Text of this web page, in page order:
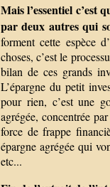
Mais l’essentiel c’est
par deux autres qui
forment cette espèce
choses, c’est le
bilan de ces grands
L’épargne du petit
pour rien, c’est une
agrégée, concentrée
force de frappe
épargne agrégée qui
etc...